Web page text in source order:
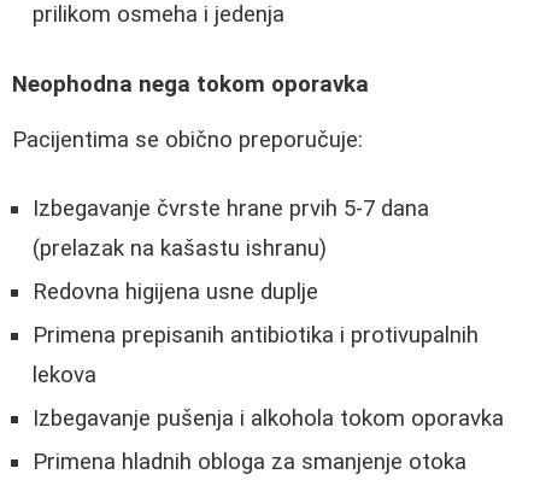
prilikom osmeha i jedenja
Neophodna nega tokom oporavka
Pacijentima se obično preporučuje:
Izbegavanje čvrste hrane prvih 5-7 dana
(prelazak na kašastu ishranu)
Redovna higijena usne duplje
Primena prepisanih antibiotika i protivupalnih
lekova
Izbegavanje pušenja i alkohola tokom oporavka
Primena hladnih obloga za smanjenje otoka